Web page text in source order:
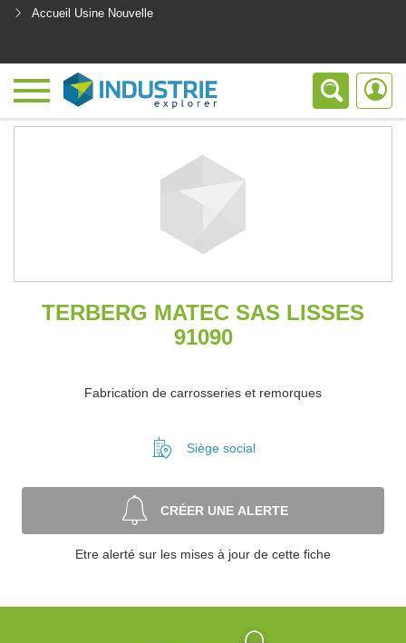
Accueil Usine Nouvelle
TERBERG MATEC SAS LISSES
91090
Fabrication de carrosseries et remorques
Siège social
CRÉER UNE ALERTE
Etre alerté sur les mises à jour de cette fiche